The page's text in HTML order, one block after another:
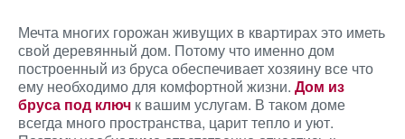
Мечта многих горожан живущих в квартирах это иметь
свой деревянный дом. Потому что именно дом
построенный из бруса обеспечивает хозяину все что
ему необходимо для комфортной жизни. Дом из
бруса под ключ к вашим услугам. В таком доме
всегда много пространства, царит тепло и уют.